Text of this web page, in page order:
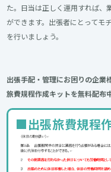
た。日当は正しく運用すれば、
ができます。出張者にとってモ
を行いましょう。
出張手配・管理にお困りの企業
旅費規程作成キットを無料配布中
■出張旅費規程